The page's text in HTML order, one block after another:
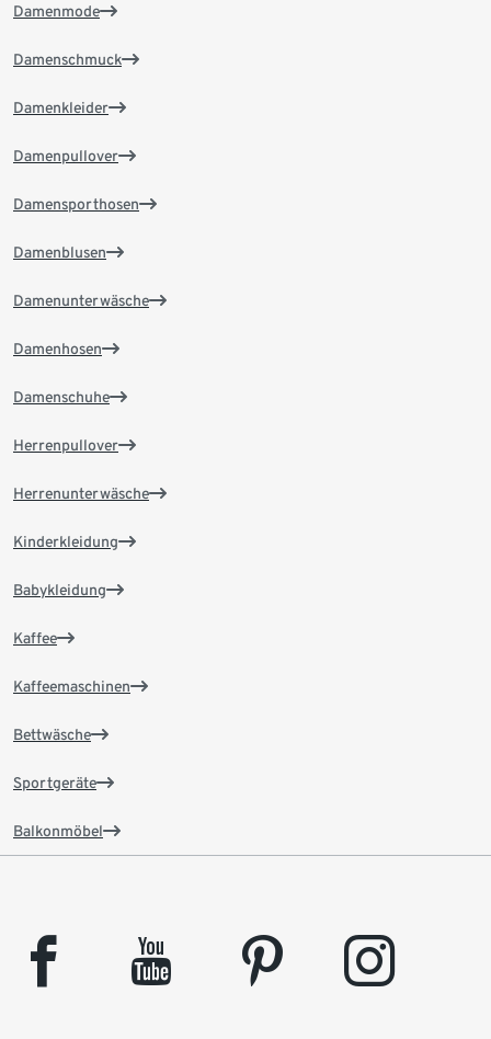
Damenmode
Damenschmuck
Damenkleider
Damenpullover
Damensporthosen
Damenblusen
Damenunterwäsche
Damenhosen
Damenschuhe
Herrenpullover
Herrenunterwäsche
Kinderkleidung
Babykleidung
Kaffee
Kaffeemaschinen
Bettwäsche
Sportgeräte
Balkonmöbel
facebook youtube pinterest instagram